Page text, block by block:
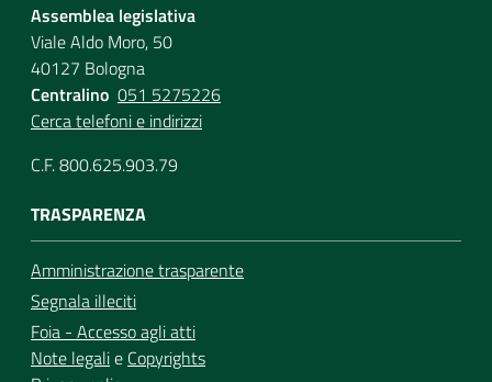
Assemblea legislativa
Viale Aldo Moro, 50
40127 Bologna
Centralino 051 5275226
Cerca telefoni e indirizzi
C.F. 800.625.903.79
TRASPARENZA
Amministrazione trasparente
Segnala illeciti
Foia - Accesso agli atti
Note legalie Copyrights